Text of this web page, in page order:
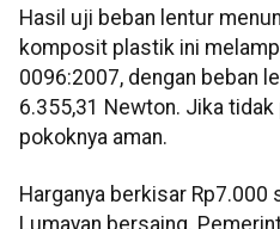
Hasil uji beban lentur
komposit plastik ini
0096:2007, dengan beban
6.355,31 Newton. Jika tidak
pokoknya aman.
Harganya berkisar Rp7.000
Lumayan bersaing.